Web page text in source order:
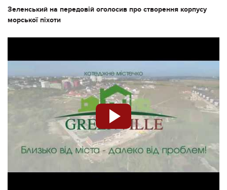
Зеленський на передовій оголосив про створення корпусу
морської піхоти